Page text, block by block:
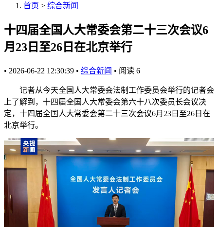
首页 > 综合新闻
十四届全国人大常委会第二十三次会议6
月23日至26日在北京举行
• 2026-06-22 12:30:39 • 综合新闻 • 阅读 6
记者从今天全国人大常委会法制工作委员会举行的记者会
上了解到，十四届全国人大常委会第六十八次委员长会议决
定，十四届全国人大常委会第二十三次会议6月23日至26日在
北京举行。